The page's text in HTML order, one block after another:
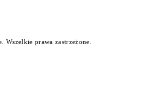
Wszelkie prawa zastrzeżone.